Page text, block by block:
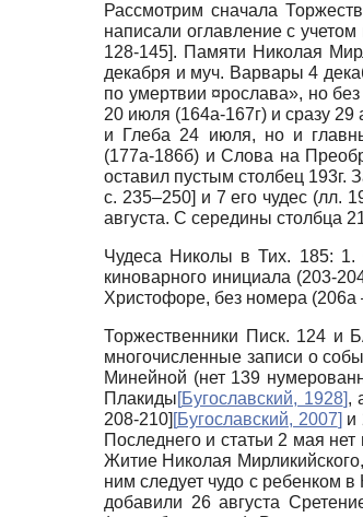
Рассмотрим сначала
написали оглавление с
128-145]. Памяти Николая
декабря и муч. Варвары 4
по умертвии ¤рослава», но
20 июля (164а-167г) и сразу
и Глеба 24 июля, но и
(177а-186б) и Слова на
оставил пустым столбец
с. 235–250] и 7 его чудес (лл.
августа. С середины столбца
Чудеса Николы в Тих. 185:
киноварного инициала (203-
Христофоре, без номера
Торжественники Писк. 124 и
многочисленные записи о
Минейной (нет 139
Плакиды[Бугославский, 1928],
208-210] [Бугославский, 2007] и
Последнего и статьи 2 мая
Житие Николая
ним следует чудо с ребенком
добавили 26 августа